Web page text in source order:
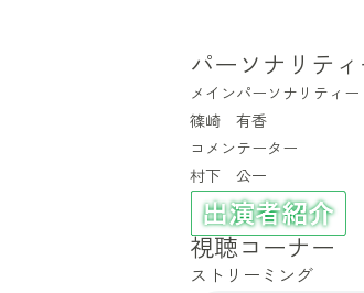
パーソナリテ
メインパーソナリティー
篠崎 有香
コメンテーター
村下 公一
視聴コーナー
ストリーミング